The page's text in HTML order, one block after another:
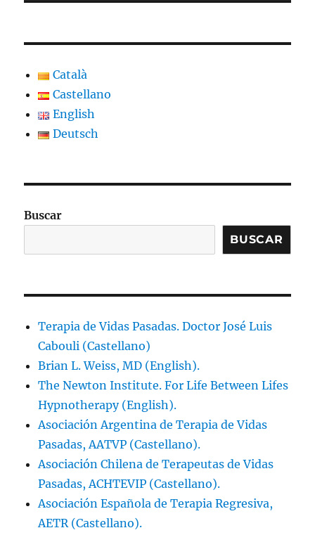
Català
Castellano
English
Deutsch
Buscar
BUSCAR
Terapia de Vidas Pasadas. Doctor José Luis
Cabouli (Castellano)
Brian L. Weiss, MD (English).
The Newton Institute. For Life Between Lifes
Hypnotherapy (English).
Asociación Argentina de Terapia de Vidas
Pasadas, AATVP (Castellano).
Asociación Chilena de Terapeutas de Vidas
Pasadas, ACHTEVIP (Castellano).
Asociación Española de Terapia Regresiva,
AETR (Castellano).